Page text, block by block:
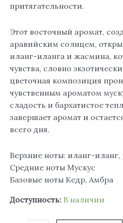
притягательности.
Этот восточный аромат,
аравийским солнцем,
иланг-иланга и жасмина,
чувства, словно
цветочная композиция
чувственным ароматом
сладость и бархатистое
завершает аромат и
всего дня.
Верхние ноты: иланг-
Средние ноты Мускус
Базовые ноты Кедр, Амбра
Доступность: В наличии